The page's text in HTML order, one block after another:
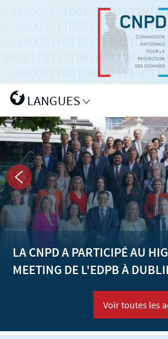
Changer
langue
LANGUES
Dernières
actualités
PRÉCÉDENT
LA CNPD A PARTICIPÉ AU
MEETING DE L'EDPB À
Voir toutes les